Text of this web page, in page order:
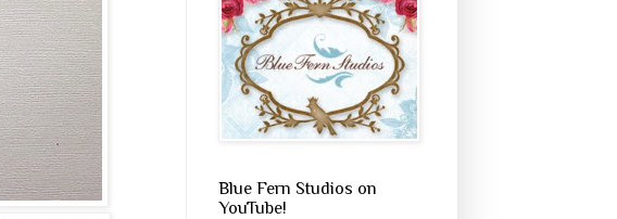
Blue Fern Studios on
YouTube!